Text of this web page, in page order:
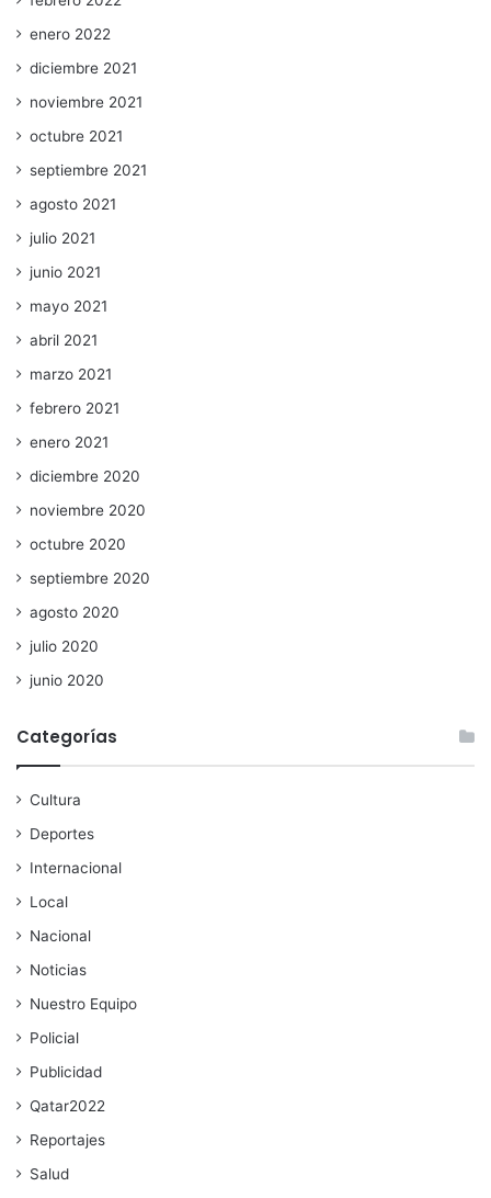
enero 2022
diciembre 2021
noviembre 2021
octubre 2021
septiembre 2021
agosto 2021
julio 2021
junio 2021
mayo 2021
abril 2021
marzo 2021
febrero 2021
enero 2021
diciembre 2020
noviembre 2020
octubre 2020
septiembre 2020
agosto 2020
julio 2020
junio 2020
Categorías
Cultura
Deportes
Internacional
Local
Nacional
Noticias
Nuestro Equipo
Policial
Publicidad
Qatar2022
Reportajes
Salud